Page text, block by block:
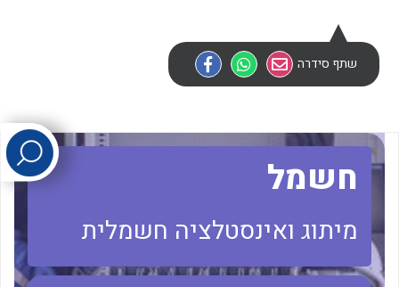
לכל מוצרי היצרן
לכל מוצרי היצרן לכל מוצרי היצרן
שתף סידרה
חשמל
מיתוג ואינסטלציה חשמלית